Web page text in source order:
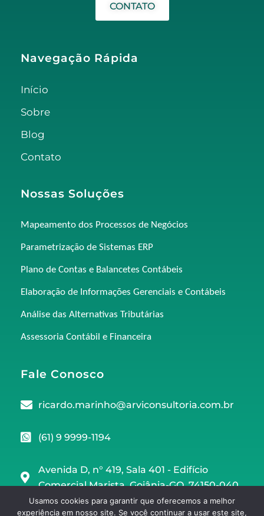
CONTATO
Navegação Rápida
Início
Sobre
Blog
Contato
Nossas Soluções
Mapeamento dos Processos de Negócios
Parametrização de Sistemas ERP
Plano de Contas e Balancetes Contábeis
Elaboração de Informações Gerenciais e Contábeis
Análise das Alternativas Tributárias
Assessoria Contábil e Financeira
Fale Conosco
ricardo.marinho@arviconsultoria.com.br
(61) 9 9999-1194
Avenida D, n° 419, Sala 401 - Edifício
Comercial Marista, Goiânia-GO, 74150-040
Usamos cookies para garantir que oferecemos a melhor
experiência em nosso site. Se você continuar a usar este site,